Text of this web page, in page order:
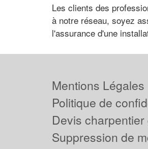
Les clients des
à notre réseau, soyez
l'assurance d'une
Mentions Légales
Politique de
Devis
Suppression de